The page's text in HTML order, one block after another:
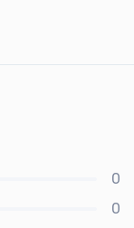
0
0